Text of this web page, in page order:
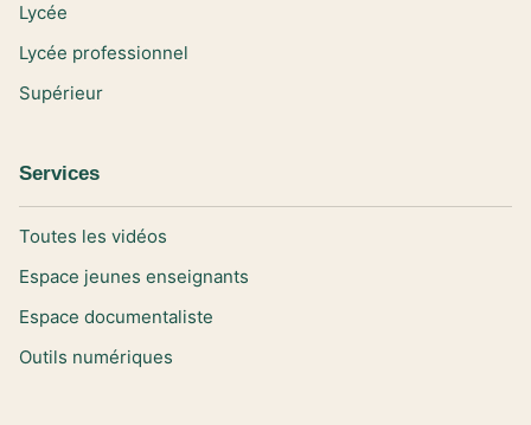
Lycée
Lycée professionnel
Supérieur
Services
Toutes les vidéos
Espace jeunes enseignants
Espace documentaliste
Outils numériques